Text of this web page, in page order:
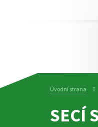
Úvodní strana
SECÍ